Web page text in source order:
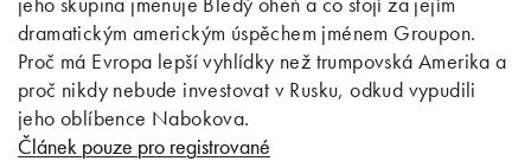
dramatickým americkým úspěchem jménem Groupon.
Proč má Evropa lepší vyhlídky než trumpovská Amerika a
proč nikdy nebude investovat v Rusku, odkud vypudili
jeho oblíbence Nabokova.
Článek pouze pro registrované